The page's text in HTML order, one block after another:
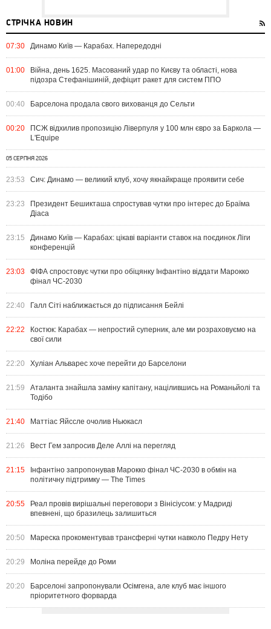
СТРІЧКА НОВИН
07:30 Динамо Київ — Карабах. Напередодні
01:00
Війна, день 1625. Масований удар по Києву та області, нова
підозра Стефанішиній, дефіцит ракет для систем ППО
00:40 Барселона продала свого вихованця до Сельти
00:20
ПСЖ відхилив пропозицію Ліверпуля у 100 млн євро за Баркола —
L'Equipe
05 СЕРПНЯ 2026
23:53 Сич: Динамо — великий клуб, хочу якнайкраще проявити себе
23:23
Президент Бешикташа спростував чутки про інтерес до Браїма
Діаса
23:15
Динамо Київ — Карабах: цікаві варіанти ставок на поєдинок Ліги
конференцій
23:03
ФІФА спростовує чутки про обіцянку Інфантіно віддати Марокко
фінал ЧС-2030
22:40 Галл Сіті наближається до підписання Бейлі
22:22
Костюк: Карабах — непростий суперник, але ми розраховуємо на
свої сили
22:20 Хуліан Альварес хоче перейти до Барселони
21:59
Аталанта знайшла заміну капітану, націлившись на Романьйолі та
Тодібо
21:40 Маттіас Яйссле очолив Ньюкасл
21:26 Вест Гем запросив Деле Аллі на перегляд
21:15
Інфантіно запропонував Марокко фінал ЧС-2030 в обмін на
політичну підтримку — The Times
20:55
Реал провів вирішальні переговори з Вінісіусом: у Мадриді
впевнені, що бразилець залишиться
20:50 Мареска прокоментував трансферні чутки навколо Педру Нету
20:29 Моліна перейде до Роми
20:20
Барселоні запропонували Осімгена, але клуб має іншого
пріоритетного форварда